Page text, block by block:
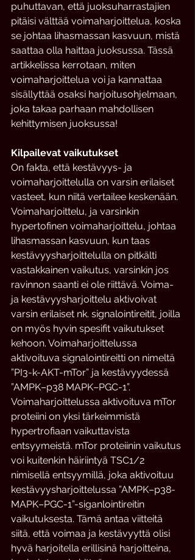
puhuttavan, että juoksuharrastajien
pitäisi välttää voimaharjoittelua, koska
se johtaa lihasmassan kasvuun, mistä
saattaa olla haittaa juoksussa. Tässä
artikkelissa kerrotaan, miten
voimaharjoittelua voi ja kannattaa
sisällyttää osaksi harjoitusohjelmaan,
joka takaa parhaan mahdollisen
kehittymisen juoksussa!
Kilpailevat vaikutukset
On fakta, että kestävyys- ja
voimaharjoittelulla on varsin erilaiset
vasteet, kun niitä vertailee keskenään.
Voimaharjoittelu, ja varsinkin
hypertofinen voimaharjoittelu, johtaa
lihasmassan kasvuun, kun taas
kestävyysharjoittelulla on pitkälti
vastakkainen vaikutus, varsinkin jos
ravinnon saanti ei ole riittävä. Voima-
ja kestävyysharjoittelu aktivoivat
varsin erilaiset nk. signalointireitit, joilla
on myös hyvin spesifit vaikutukset
kehoon. Voimaharjoittelussa
aktivoituva signalointireitti on nimeltä
”PI3-k-AKT-mTor” ja kestävyydessä
”AMPK–p38 MAPK–PGC-1”.
Voimaharjoittelussa aktivoituva mTor
proteiini on yksi tärkeimmistä
hypertrofiaan vaikuttavista
entsyymeistä. mTor proteiinin vaikutus
voi kuitenkin häiriintyä TSC1/2
nimisellä entsyymillä, joka aktivoituu
kestävyysharjoittelussa ”AMPK–p38-
MAPK–PGC-1”-siganlointireitin
vaikutuksesta. Tämä antaa viitteitä
siitä, että voimaa ja kestävyyttä olisi
hyvä harjoitella erillisinä harjoitteina,